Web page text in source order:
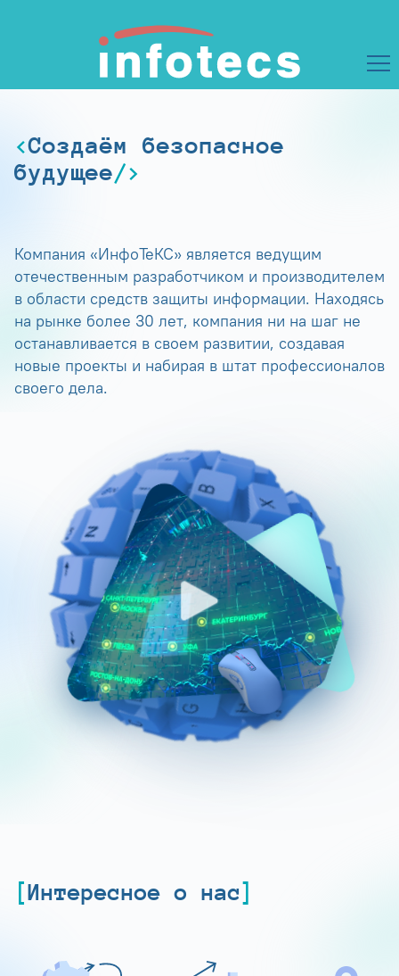
Создаём безопасное
будущее
Компания «ИнфоТеКС» является ведущим
отечественным разработчиком и производителем
в области средств защиты информации. Находясь
на рынке более 30 лет, компания ни на шаг не
останавливается в своем развитии, создавая
новые проекты и набирая в штат профессионалов
своего дела.
Интересное о нас